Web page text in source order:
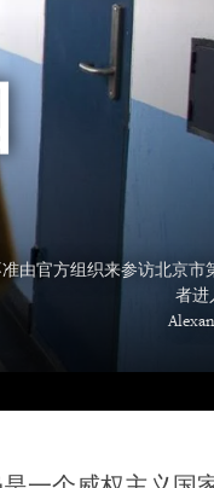
由官方组织来参访北京市
者进